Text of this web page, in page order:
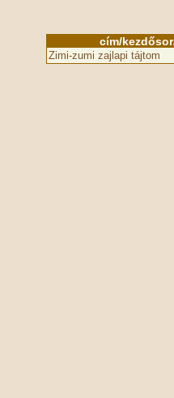
cím/
Zimi-zumi zajlapi tájtom